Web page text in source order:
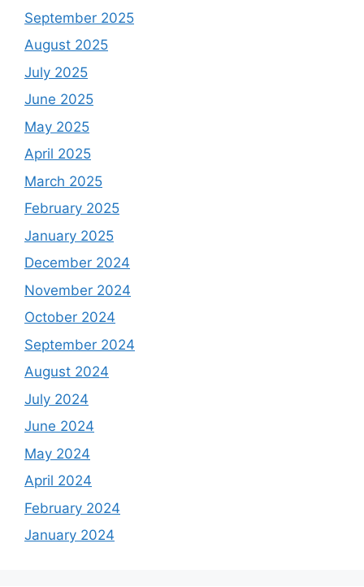
September 2025
August 2025
July 2025
June 2025
May 2025
April 2025
March 2025
February 2025
January 2025
December 2024
November 2024
October 2024
September 2024
August 2024
July 2024
June 2024
May 2024
April 2024
February 2024
January 2024